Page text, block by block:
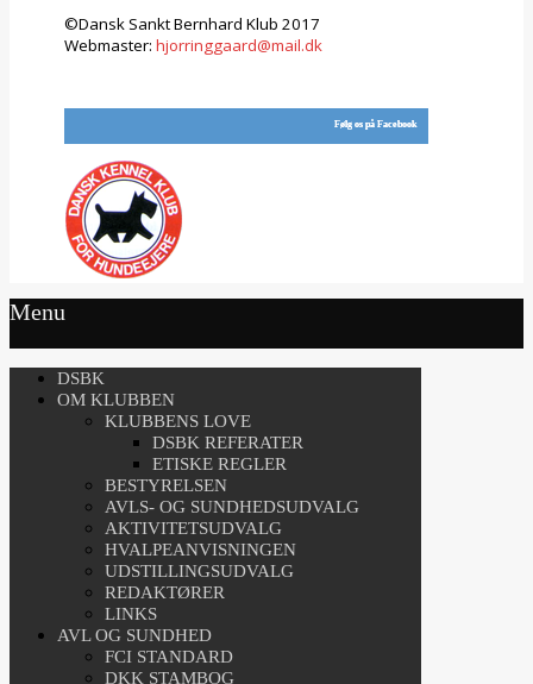
©Dansk Sankt Bernhard Klub 2017
Webmaster: hjorringgaard@mail.dk
Følg os på Facebook
Menu
DSBK
OM KLUBBEN
KLUBBENS LOVE
DSBK REFERATER
ETISKE REGLER
BESTYRELSEN
AVLS- OG SUNDHEDSUDVALG
AKTIVITETSUDVALG
HVALPEANVISNINGEN
UDSTILLINGSUDVALG
REDAKTØRER
LINKS
AVL OG SUNDHED
FCI STANDARD
DKK STAMBOG